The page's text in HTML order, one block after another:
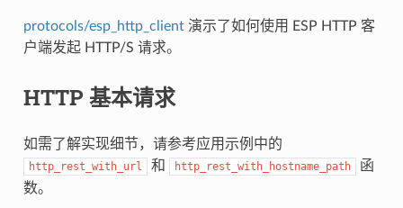
protocols/esp_http_client演示了如何使用 ESP HTTP 客
户端发起 HTTP/S 请求。
HTTP 基本请求
如需了解实现细节，请参考应用示例中的
http_rest_with_url 和 http_rest_with_hostname_path
函
数。